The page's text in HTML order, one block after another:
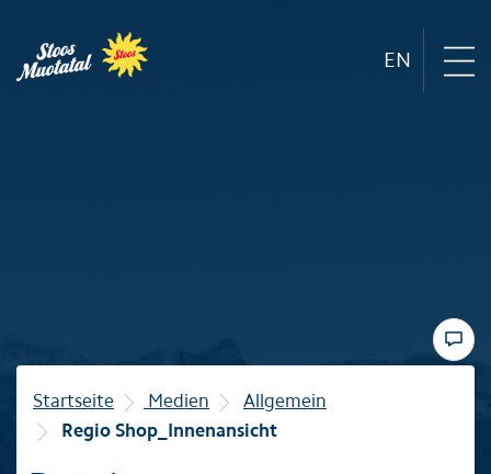
EN
Winter
Familie
Startseite Medien
Allgemein
Regio Shop_Innenansicht